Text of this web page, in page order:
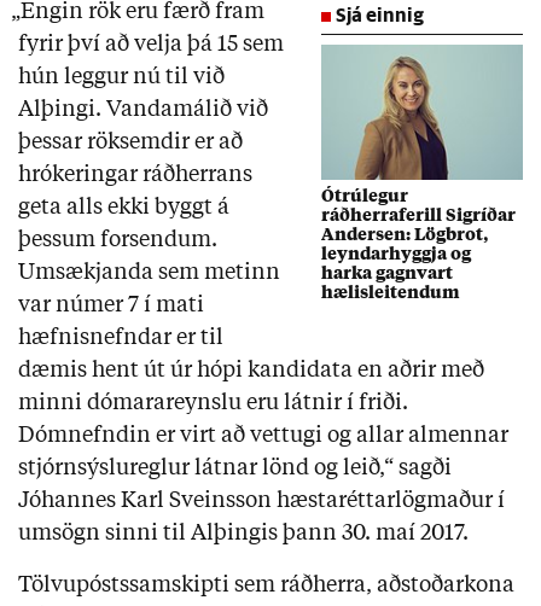
Sjá einnig
Ótrúlegur
ráðherraferill Sigríðar
Andersen: Lögbrot,
leyndarhyggja og
harka gagnvart
hælisleitendum
„Engin rök eru færð fram
fyrir því að velja þá 15 sem
hún leggur nú til við
Alþingi. Vandamálið við
þessar röksemdir er að
hrókeringar ráðherrans
geta alls ekki byggt á
þessum forsendum.
Umsækjanda sem metinn
var númer 7 í mati
hæfnisnefndar er til
dæmis hent út úr hópi kandidata en aðrir með
minni dómarareynslu eru látnir í friði.
Dómnefndin er virt að vettugi og allar almennar
stjórnsýslureglur látnar lönd og leið,“ sagði
Jóhannes Karl Sveinsson hæstaréttarlögmaður í
umsögn sinni til Alþingis þann 30. maí 2017.
Tölvupóstssamskipti sem ráðherra, aðstoðarkona